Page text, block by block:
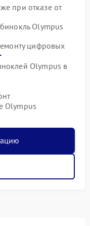
при отказе от
Olympus
цифровых
Olympus в
Olympus